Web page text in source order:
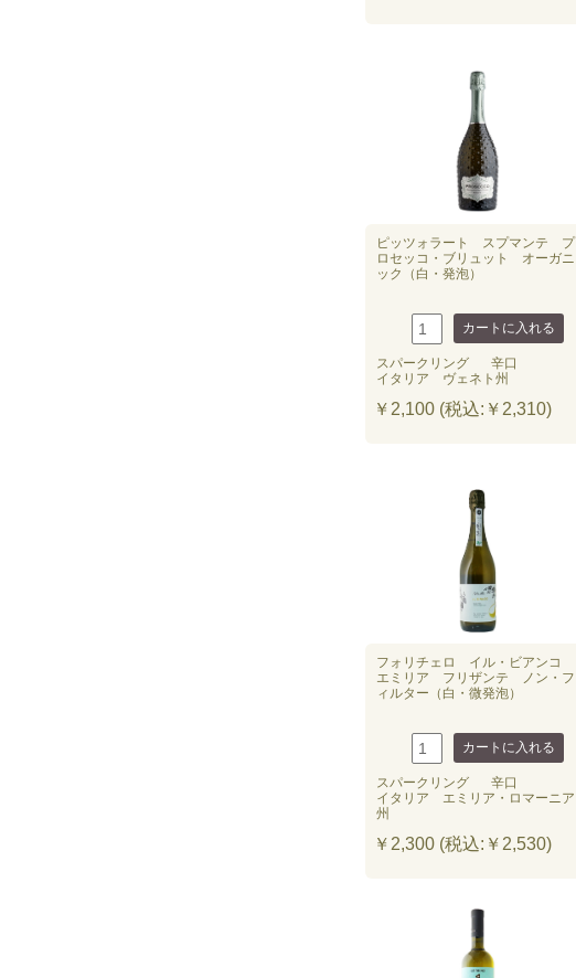
ピッツォラート スプマンテ プ
ロセッコ・ブリュット オーガニ
ック（白・発泡）
スパークリング
辛口
イタリア ヴェネト州
￥2,100 (税込:￥2,310)
フォリチェロ イル・ビアンコ
エミリア フリザンテ ノン・フ
ィルター（白・微発泡）
スパークリング
辛口
イタリア エミリア・ロマーニア
州
￥2,300 (税込:￥2,530)